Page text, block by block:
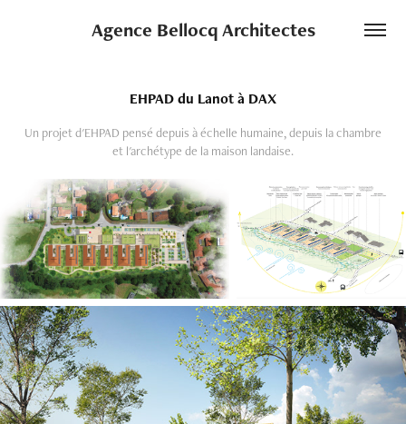
Agence Bellocq Architectes
EHPAD du Lanot à DAX
Un projet d'EHPAD pensé depuis à échelle humaine, depuis la chambre
et l'archétype de la maison landaise.